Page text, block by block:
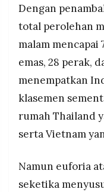
Dengan
total perolehan
malam
emas, 28 perak,
menempatkan
klasemen
rumah Thailand
serta Vietnam
Namun euforia
seketika